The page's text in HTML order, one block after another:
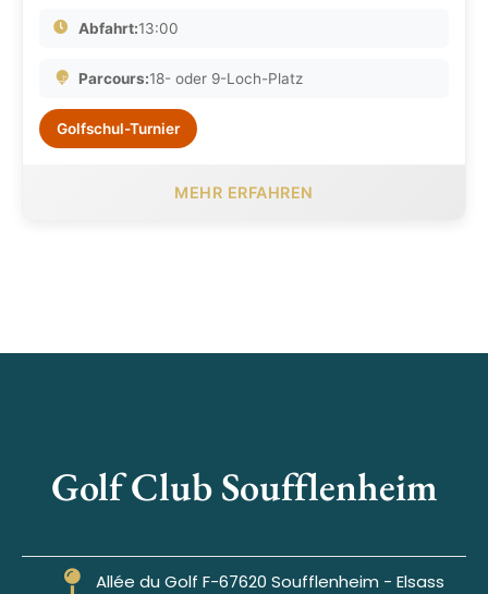
Abfahrt:13:00
Parcours:18- oder 9-Loch-Platz
Golfschul-Turnier
MEHR ERFAHREN
Golf Club Soufflenheim
Allée du Golf F-67620 Soufflenheim - Elsass